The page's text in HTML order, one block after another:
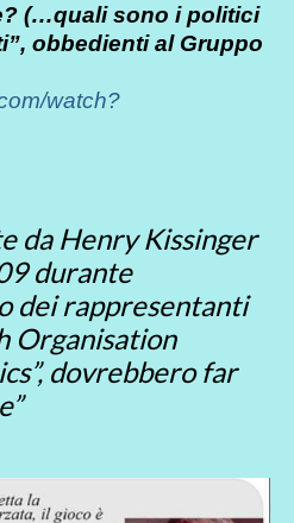
(…quali sono i politici
obbedienti al Gruppo
watch?
da Henry Kissinger
durante
dei rappresentanti
Organisation
dovrebbero far